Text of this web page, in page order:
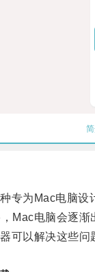
为Mac电脑设
电脑会逐渐
以解决这些问